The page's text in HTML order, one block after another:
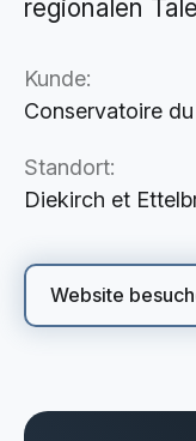
Kunde:
Conservatoire
Standort:
Diekirch et
Website
regionalen